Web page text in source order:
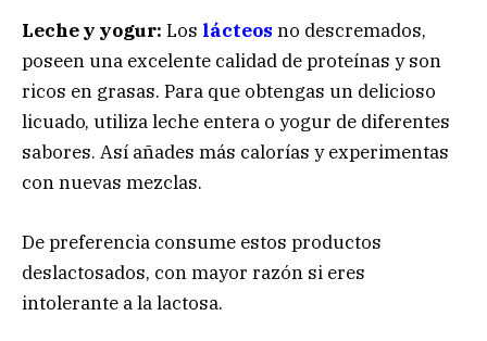
Leche y yogur: Los lácteos no descremados,
poseen una excelente calidad de proteínas y son
ricos en grasas. Para que obtengas un delicioso
licuado, utiliza leche entera o yogur de diferentes
sabores. Así añades más calorías y experimentas
con nuevas mezclas.
De preferencia consume estos productos
deslactosados, con mayor razón si eres
intolerante a la lactosa.